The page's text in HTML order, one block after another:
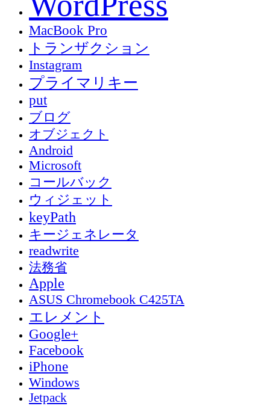
MacBook Pro
トランザクション
Instagram
プライマリキー
put
ブログ
オブジェクト
Android
Microsoft
コールバック
ウィジェット
keyPath
キージェネレータ
readwrite
法務省
Apple
ASUS Chromebook C425TA
エレメント
Google+
Facebook
iPhone
Windows
Jetpack